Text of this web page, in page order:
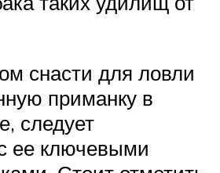
снасти для ловли
приманку в
следует
ее ключевыми